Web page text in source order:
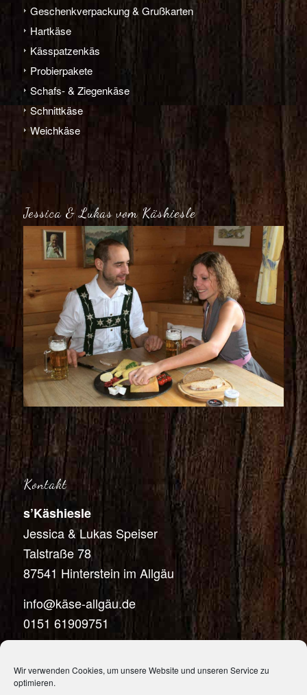
Wir verwenden Cookies, um unsere Website und unseren Service zu
optimieren.
Geschenk­verpackung & Grußkarten
Hart­­käse
Käs­­spatzen­käs
Probier­pakete
Schafs- & Ziegen­­käse
Schnitt­­käse
Weich­­käse
Jessica & Lukas vom Käshiesle
Kontakt
s’Käshiesle
Jessica & Lukas Speiser
Talstraße 78
87541 Hinterstein im Allgäu
info@käse-allgäu.de
0151 61909751